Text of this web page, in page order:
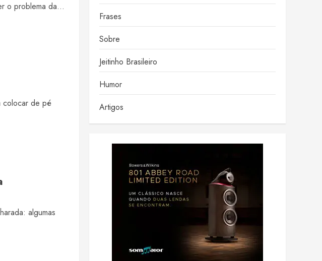
o problema da...
colocar de pé
algumas
Frases
Sobre
Jeitinho Brasileiro
Humor
Artigos